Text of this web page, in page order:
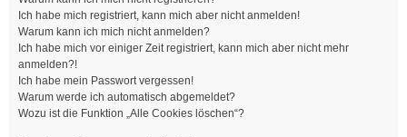
Ich habe mich registriert, kann mich aber nicht anmelden!
Warum kann ich mich nicht anmelden?
Ich habe mich vor einiger Zeit registriert, kann mich aber nicht mehr
anmelden?!
Ich habe mein Passwort vergessen!
Warum werde ich automatisch abgemeldet?
Wozu ist die Funktion „Alle Cookies löschen“?